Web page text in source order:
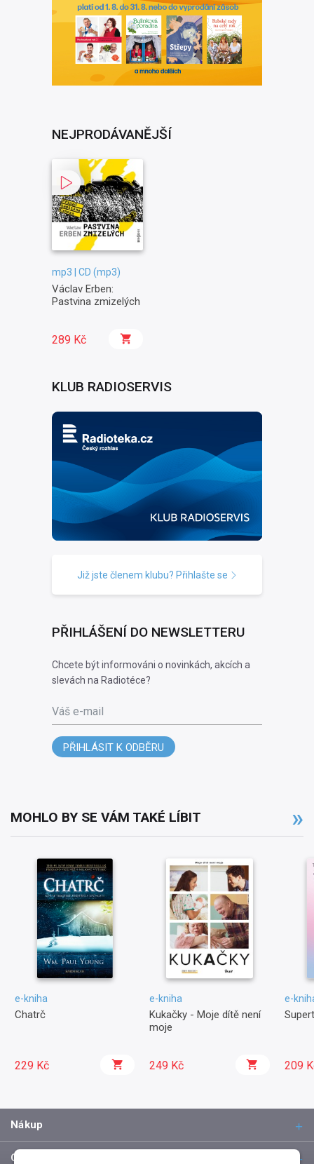
NEJPRODÁVANĚJŠÍ
mp3 | CD (mp3)
Václav Erben:
Pastvina zmizelých
289 Kč
KLUB RADIOSERVIS
Již jste členem klubu? Přihlašte se
PŘIHLÁŠENÍ DO NEWSLETTERU
Chcete být informováni o novinkách, akcích a
slevách na Radiotéce?
Váš e-mail
PŘIHLÁSIT K ODBĚRU
MOHLO BY SE VÁM TAKÉ LÍBIT
e-kniha
Chatrč
229 Kč
e-kniha
Kukačky - Moje dítě není
moje
249 Kč
e-
209
Nákup
O společnosti